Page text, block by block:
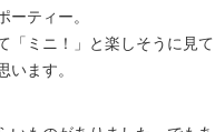
ティー。
「ミニ！」と楽しそうに見て
ます。